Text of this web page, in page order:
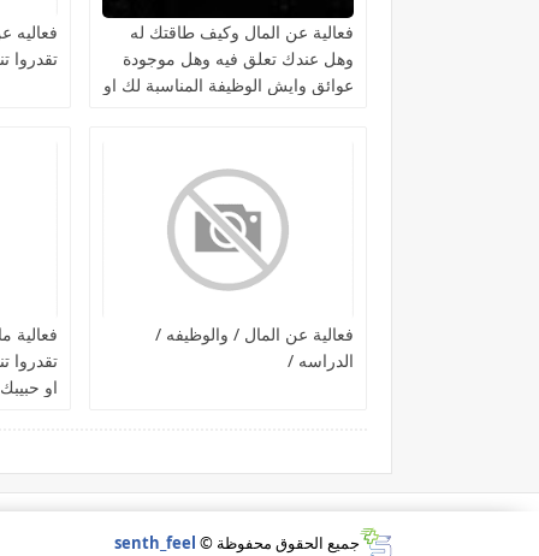
فعالية عن المال وكيف طاقتك له
وهل عندك تعلق فيه وهل موجودة
عوائق وايش الوظيفة المناسبة لك او
فعاليه
تقدروا
فعالية عن المال / والوظيفه /
الدراسه /
فعالية
تقدروا
او
جميع الحقوق محفوظة © senth_feel